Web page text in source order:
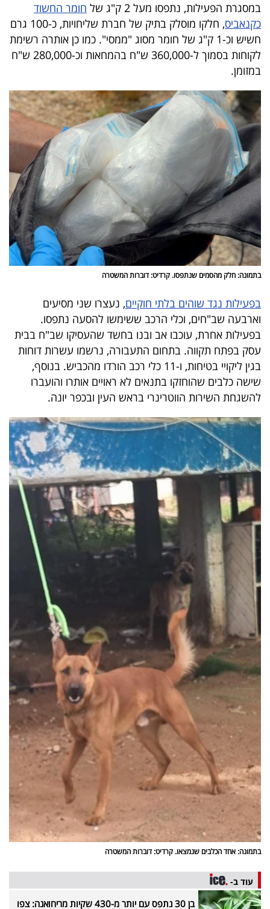
הכלכלי
פודקאסט
40
UNDER
40
שיתופי
פעולה
דרושים
ניוזלטרים
מייל
אדום
פרסמו
באייס
עקבו
אחרינו:
במסגרת הפעילות, נתפסו מעל 2 ק"ג של
חומר החשוד
כקנאביס
, חלקו מוסלק בתיק של חברת שליחויות, כ-100 גרם
חשיש וכ-1 ק"ג של חומר מסוג "ממסי". כמו כן אותרה רשימת
לקוחות בסמוך ל-360,000 ש"ח בהמחאות וכ-280,000 ש"ח
במזומן.
בתמונה: חלק מהסמים שנתפסו. קרדיט: דוברות המשטרה
בפעילות נגד שוהים בלתי חוקיים, נעצרו שני מסיעים
וארבעה שב"חים, וכלי הרכב ששימשו להסעה נתפסו.
בפעילות אחרת, עוכבו אב ובנו בחשד שהעסיקו שב"ח בבית
עסק בפתח תקווה. בתחום התעבורה, נרשמו עשרות דוחות
בגין ליקויי בטיחות, ו-11 כלי רכב הורדו מהכביש. בנוסף,
שישה כלבים שהוחזקו בתנאים לא ראויים אותרו והועברו
להשגחת השירות הווטרינרי בראש העין ובכפר יונה.
בתמונה: אחד הכלבים שנמצאו. קרדיט: דוברות המשטרה
עוד ב-
בן 30 נתפס עם יותר מ-430 שקיות מריחואנה: צפו